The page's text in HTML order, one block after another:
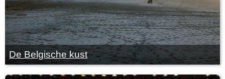
De Belgische kust